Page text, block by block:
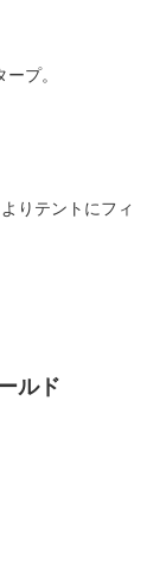
プ。
りテントにフィ
ルド